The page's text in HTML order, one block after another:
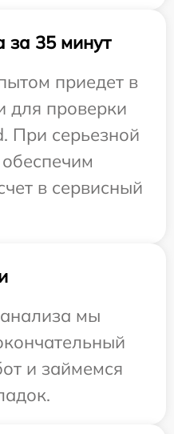
за 35 минут
приедет в
для проверки
При серьезной
в сервисный
мы
и займемся